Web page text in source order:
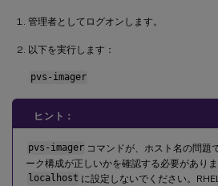
管理者としてログオンします。
以下を実行します：
pvs-imager
ヒント：
pvs-imager コマンドが、ホスト名の問題
ーク構成が正しいかを確認する必要があり
localhost に設定しないでください。